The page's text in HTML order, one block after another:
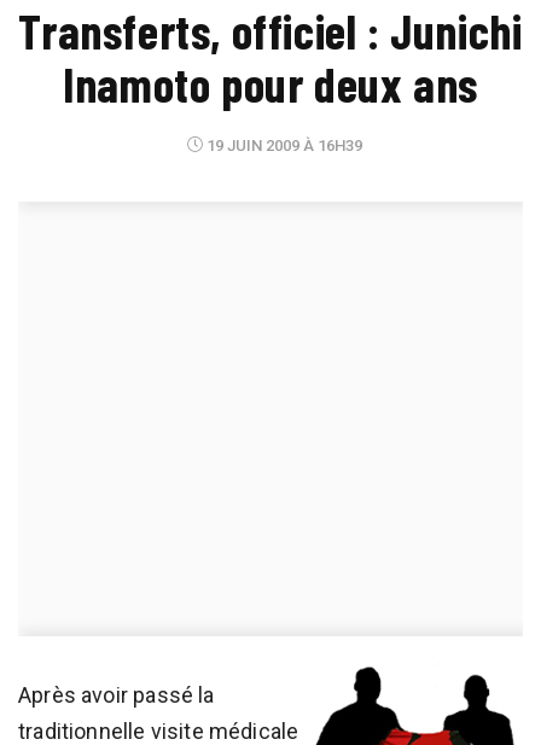
Transferts, officiel : Junichi
Inamoto pour deux ans
19 JUIN 2009 À 16H39
Après avoir passé la
traditionnelle visite médicale